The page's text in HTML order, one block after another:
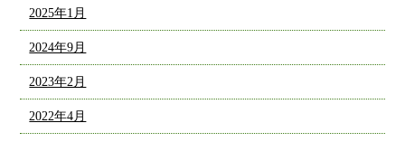
2025年1月
2024年9月
2023年2月
2022年4月